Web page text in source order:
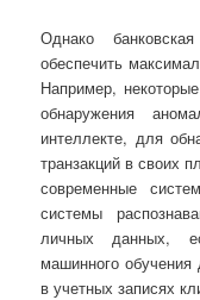
Однако
обеспечить
Например,
обнаружения
интеллекте, для
транзакций в своих
современные
системы
личных данных,
машинного
в учетных записях